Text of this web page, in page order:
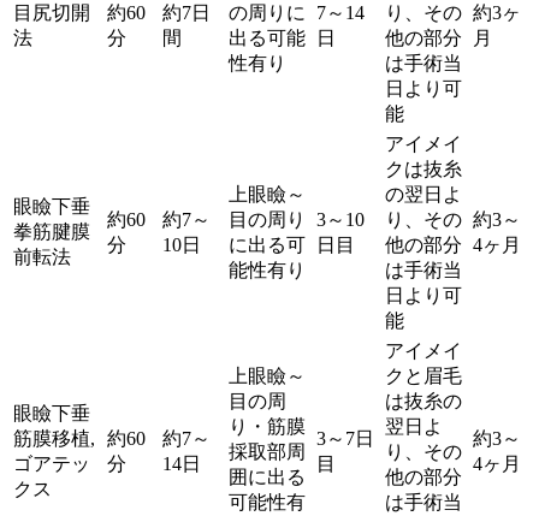
目尻切開
法
約60
分
約7日
間
の周りに
出る可能
性有り
7～14
日
り、その
他の部分
は手術当
日より可
能
約3ヶ
月
眼瞼下垂
拳筋腱膜
前転法
約60
分
約7～
10日
上眼瞼～
目の周り
に出る可
能性有り
3～10
日目
アイメイ
クは抜糸
の翌日よ
り、その
他の部分
は手術当
日より可
能
約3～
4ヶ月
眼瞼下垂
筋膜移植,
ゴアテッ
クス
約60
分
約7～
14日
上眼瞼～
目の周
り・筋膜
採取部周
囲に出る
可能性有
3～7日
目
アイメイ
クと眉毛
は抜糸の
翌日よ
り、その
他の部分
は手術当
約3～
4ヶ月